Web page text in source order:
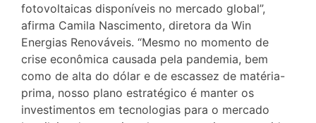
fotovoltaicas disponíveis no mercado global”,
afirma Camila Nascimento, diretora da Win
Energias Renováveis. “Mesmo no momento de
crise econômica causada pela pandemia, bem
como de alta do dólar e de escassez de matéria-
prima, nosso plano estratégico é manter os
investimentos em tecnologias para o mercado